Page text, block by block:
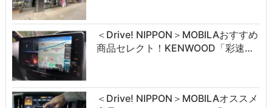
＜Drive! NIPPON＞MOBILAおすすめ
商品セレクト！KENWOOD「彩速…
＜Drive! NIPPON＞MOBILAオススメ